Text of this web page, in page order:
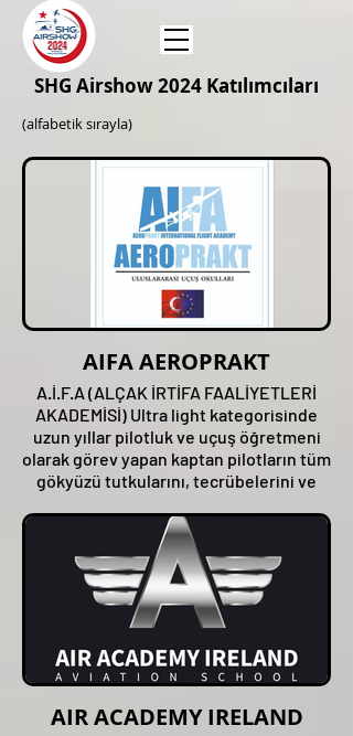
SHG Airshow 2024 Katılımcıları
(alfabetik sırayla)
AIFA AEROPRAKT
A.İ.F.A (ALÇAK İRTİFA FAALİYETLERİ
AKADEMİSİ) Ultra light kategorisinde
uzun yıllar pilotluk ve uçuş öğretmeni
olarak görev yapan kaptan pilotların tüm
gökyüzü tutkularını, tecrübelerini ve
oluşturduğu tüm gökyüzü tutkunlarını
gökyüzü ile buluşturmayı hedefleyen
7’den 70’e isteyen herkese uçmayı
öğreten bir uçuş okuludur.
AIR ACADEMY IRELAND